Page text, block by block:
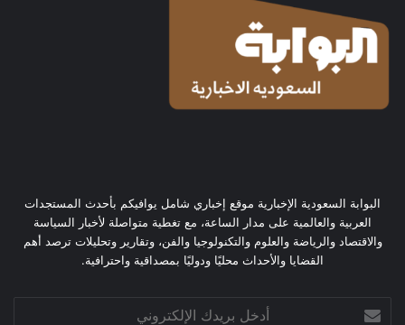
البوابة السعودية الإخبارية موقع إخباري شامل يوافيكم بأحدث المستجدات
العربية والعالمية على مدار الساعة، مع تغطية متواصلة لأخبار السياسة
والاقتصاد والرياضة والعلوم والتكنولوجيا والفن، وتقارير وتحليلات ترصد أهم
القضايا والأحداث محليًا ودوليًا بمصداقية واحترافية.